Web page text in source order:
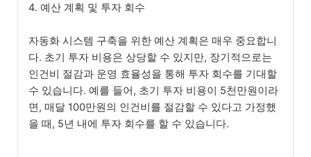
4. 예산 계획 및 투자 회수
자동화 시스템 구축을 위한 예산 계획은 매우 중요합니
다. 초기 투자 비용은 상당할 수 있지만, 장기적으로는
인건비 절감과 운영 효율성을 통해 투자 회수를 기대할
수 있습니다. 예를 들어, 초기 투자 비용이 5천만원이라
면, 매달 100만원의 인건비를 절감할 수 있다고 가정했
을 때, 5년 내에 투자 회수를 할 수 있습니다.